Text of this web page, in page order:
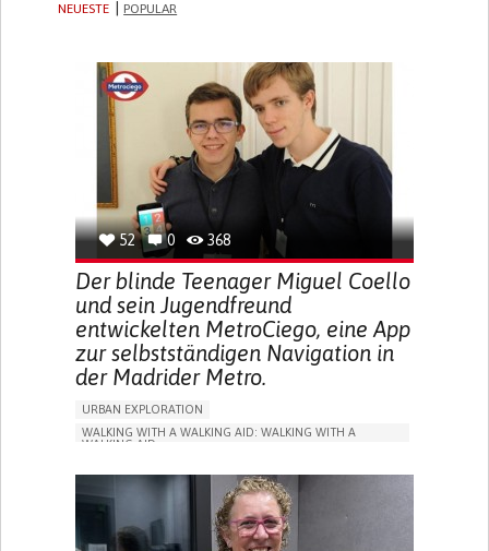
NEUESTE
POPULAR
52 0 368
Der blinde Teenager Miguel Coello
und sein Jugendfreund
entwickelten MetroCiego, eine App
zur selbstständigen Navigation in
der Madrider Metro.
URBAN EXPLORATION
WALKING WITH A WALKING AID: WALKING WITH A
WALKING AID
APP (INCLUDING WHEN CONNECTED WITH WEARABLE)
ONLINE SERVICE
SOCIAL WITHDRAWAL OR ISOLATION
VISION PROBLEMS